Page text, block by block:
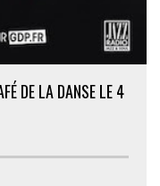
DE LA DANSE LE 4